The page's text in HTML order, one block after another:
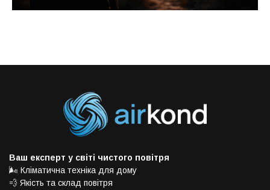
Ваш експерт у світі чистого повітря
🌬️ Кліматична техніка для дому
💨 Якість та склад повітря